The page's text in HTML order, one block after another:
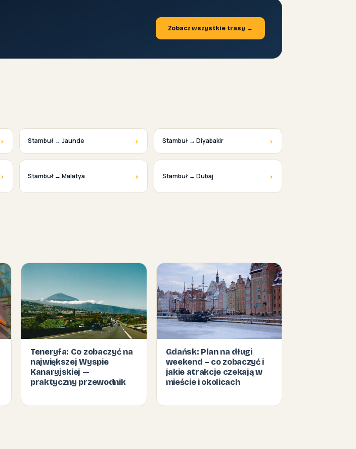
Zobacz wszystkie trasy →
› Stambuł → Jaunde › Stambuł → Diyabakir ›
› Stambuł → Malatya › Stambuł → Dubaj ›
Teneryfa: Co zobaczyć na
największej Wyspie
Kanaryjskiej —
praktyczny przewodnik
Gdańsk: Plan na długi
weekend – co zobaczyć i
jakie atrakcje czekają w
mieście i okolicach